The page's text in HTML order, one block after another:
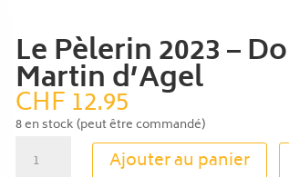
Le Pèlerin 2023 –
Martin d’Agel
CHF12.95
8 en stock (peut être commandé)
Ajouter au panier